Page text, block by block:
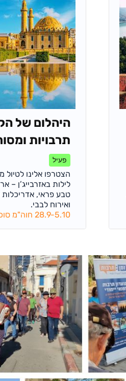
היהלום של
תרבויות
באזרבייג'ן 28.9-5.10
פעיל
לילות באזרבייג’ן –
טבע פראי,
ואירוח לבבי.
28.9-5.10 חוה"מ סוכות | 7 לילות | אזרבייג'ן